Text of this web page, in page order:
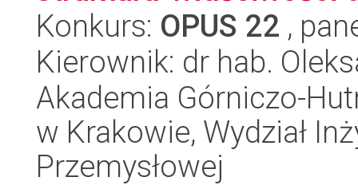
Konkurs: OPUS 22 ,
Kierownik: dr hab.
Akademia Górniczo-
w Krakowie, Wydział
Przemysłowej